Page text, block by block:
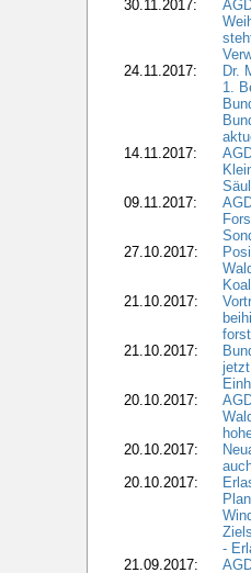
30.11.2017:
24.11.2017:
Dr.
1.
14.11.2017:
09.11.2017:
27.10.2017:
21.10.2017:
21.10.2017:
20.10.2017:
20.10.2017:
20.10.2017:
-
21.09.2017: